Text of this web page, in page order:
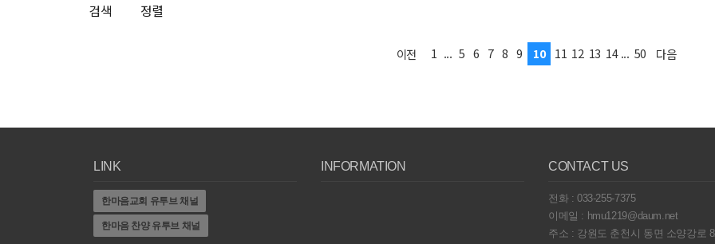
검색 정렬
이전 1 ... 5 6 7 8 9 10 11 12 13 14 ... 50 다음
LINK
한마음교회 유투브 채널
한마음 찬양 유투브 채널
INFORMATION CONTACT US
전화 : 033-255-7375
이메일 : hmu1219@daum.net
주소 : 강원도 춘천시 동면 소양강로